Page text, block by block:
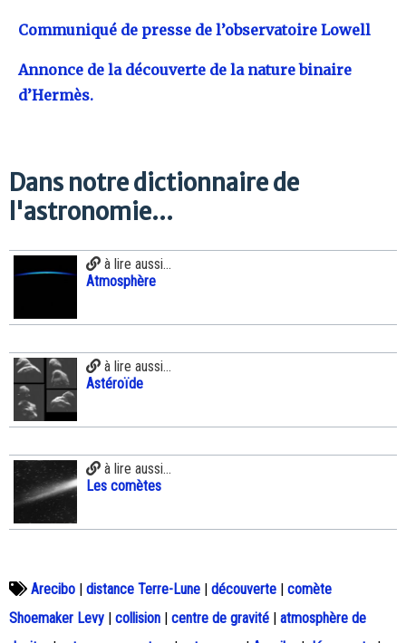
Communiqué de presse de l’observatoire Lowell
Annonce de la découverte de la nature binaire
d’Hermès.
Dans notre dictionnaire de
l'astronomie...
à lire aussi...
Atmosphère
à lire aussi...
Astéroïde
à lire aussi...
Les comètes
Arecibo | distance Terre-Lune | découverte | comète
Shoemaker Levy | collision | centre de gravité | atmosphère de